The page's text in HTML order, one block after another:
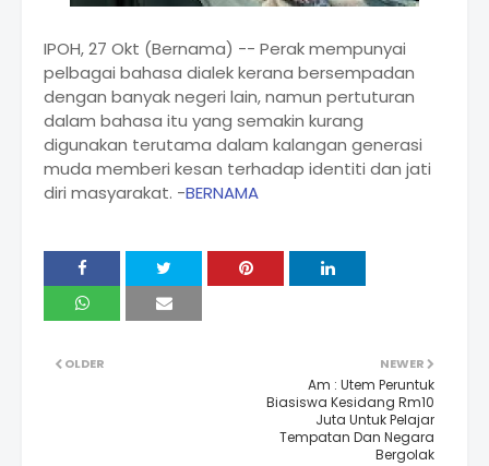
IPOH, 27 Okt (Bernama) -- Perak mempunyai
pelbagai bahasa dialek kerana bersempadan
dengan banyak negeri lain, namun pertuturan
dalam bahasa itu yang semakin kurang
digunakan terutama dalam kalangan generasi
muda memberi kesan terhadap identiti dan jati
diri masyarakat. -BERNAMA
NEWER
Am : Utem Peruntuk
Biasiswa Kesidang Rm10
Juta Untuk Pelajar
Tempatan Dan Negara
Bergolak
OLDER